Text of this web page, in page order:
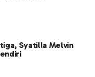
Syatilla Melvin